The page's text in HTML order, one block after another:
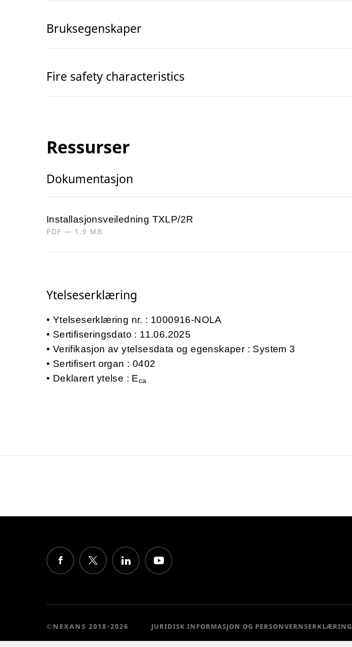
Bruksegenskaper
Fire safety characteristics
Ressurser
Dokumentasjon
Installasjonsveiledning TXLP/2R
PDF — 1.9 MB
Ytelseserklæring
Ytelseserklæring nr. : 1000916-NOLA
Sertifiseringsdato : 11.06.2025
Verifikasjon av ytelsesdata og egenskaper : System 3
Sertifisert organ : 0402
Deklarert ytelse : Eca
©NEXANS 2018-2026 JURIDISK INFORMASJON OG PERSONVERNSERKLÆRING